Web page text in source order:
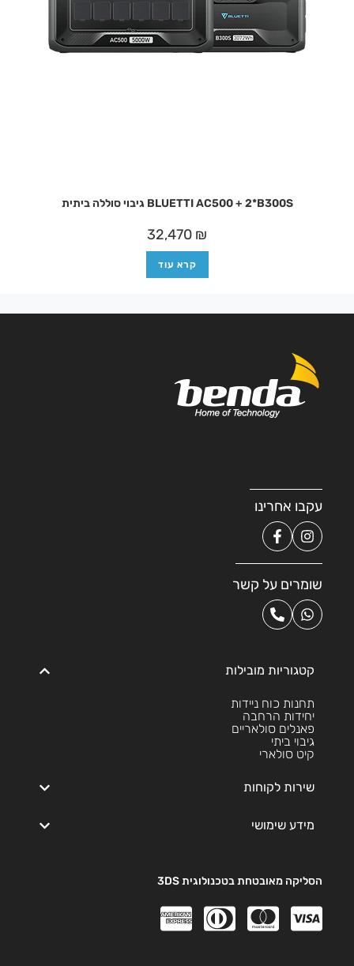
BLUETTI AC500 + 2*B300S גיבוי סוללה ביתית
32,470 ₪
קרא עוד
עקבו אחרינו
שומרים על קשר
קטגוריות מובילות
תחנות כוח ניידות
יחידות הרחבה
פאנלים סולאריים
גיבוי ביתי
קיט סולארי
שירות לקוחות
מידע שימושי
הסליקה מאובטחת בטכנולוגית 3DS